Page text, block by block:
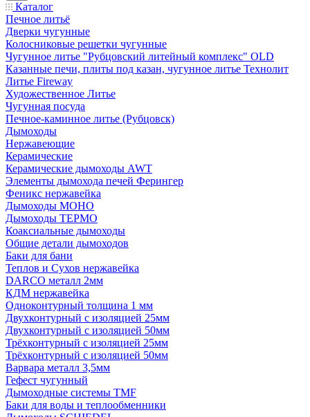
Каталог
Печное литьё
Дверки чугунные
Колосниковые решетки чугунные
Чугунное литье "Рубцовский литейный комплекс" OLD
Казанные печи, плиты под казан, чугунное литье Технолит
Литье Fireway
Художественное Литье
Чугунная посуда
Печное-каминное литье (Рубцовск)
Дымоходы
Нержавеющие
Керамические
Керамические дымоходы AWT
Элементы дымохода печей Ферингер
Феникс нержавейка
Дымоходы МОНО
Дымоходы ТЕРМО
Коаксиальные дымоходы
Общие детали дымоходов
Баки для бани
Теплов и Сухов нержавейка
DARCO металл 2мм
КДМ нержавейка
Одноконтурный толщина 1 мм
Двухконтурный с изоляцией 25мм
Двухконтурный с изоляцией 50мм
Трёхконтурный с изоляцией 25мм
Трёхконтурный с изоляцией 50мм
Варвара металл 3,5мм
Гефест чугунный
Дымоходные системы TMF
Баки для воды и теплообменники